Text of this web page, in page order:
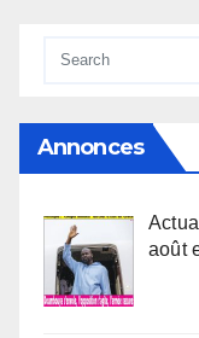
Annonces
août